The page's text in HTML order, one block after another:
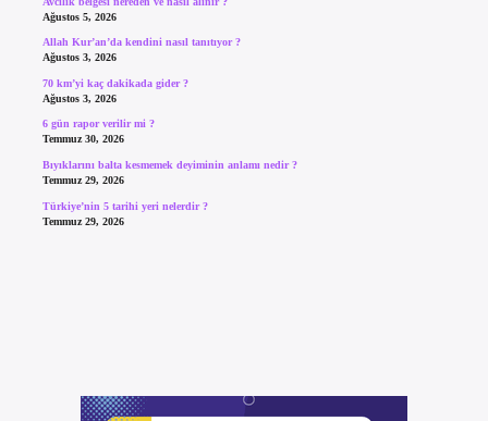
Ağustos 5, 2026
Allah Kur’an’da kendini nasıl tanıtıyor ?
Ağustos 3, 2026
70 km’yi kaç dakikada gider ?
Ağustos 3, 2026
6 gün rapor verilir mi ?
Temmuz 30, 2026
Bıyıklarını balta kesmemek deyiminin anlamı nedir ?
Temmuz 29, 2026
Türkiye’nin 5 tarihi yeri nelerdir ?
Temmuz 29, 2026